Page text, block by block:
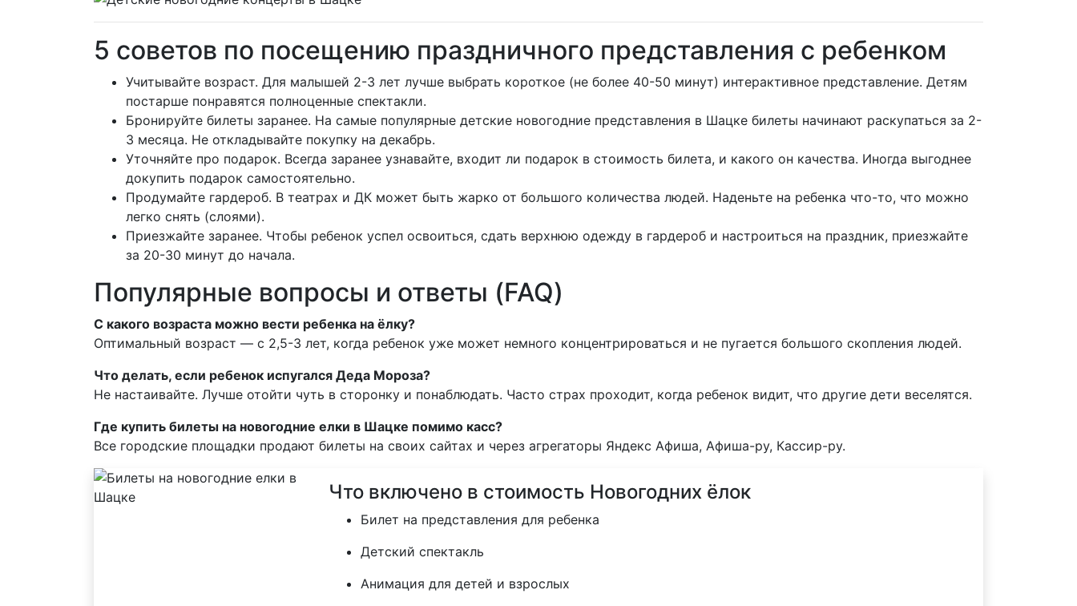
5 советов по посещению праздничного представления с ребенком
Учитывайте возраст. Для малышей 2-3 лет лучше выбрать короткое (не более 40-50 минут) интерактивное представление. Детям
постарше понравятся полноценные спектакли.
Бронируйте билеты заранее. На самые популярные детские новогодние представления в Шацке билеты начинают раскупаться за 2-
3 месяца. Не откладывайте покупку на декабрь.
Уточняйте про подарок. Всегда заранее узнавайте, входит ли подарок в стоимость билета, и какого он качества. Иногда выгоднее
докупить подарок самостоятельно.
Продумайте гардероб. В театрах и ДК может быть жарко от большого количества людей. Наденьте на ребенка что-то, что можно
легко снять (слоями).
Приезжайте заранее. Чтобы ребенок успел освоиться, сдать верхнюю одежду в гардероб и настроиться на праздник, приезжайте
за 20-30 минут до начала.
Популярные вопросы и ответы (FAQ)
С какого возраста можно вести ребенка на ёлку?
Оптимальный возраст — с 2,5-3 лет, когда ребенок уже может немного концентрироваться и не пугается большого скопления людей.
Что делать, если ребенок испугался Деда Мороза?
Не настаивайте. Лучше отойти чуть в сторонку и понаблюдать. Часто страх проходит, когда ребенок видит, что другие дети веселятся.
Где купить билеты на новогодние елки в Шацке помимо касс?
Все городские площадки продают билеты на своих сайтах и через агрегаторы Яндекс Афиша, Афиша-ру, Кассир-ру.
Что включено в стоимость Новогодних ёлок
Билет на представления для ребенка
Детский спектакль
Анимация для детей и взрослых